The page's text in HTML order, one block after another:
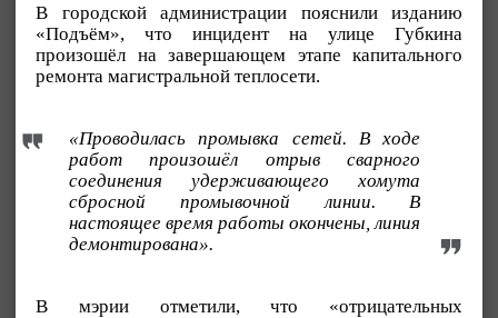
В городской администрации пояснили изданию
«Подъём», что инцидент на улице Губкина
произошёл на завершающем этапе капитального
ремонта магистральной теплосети.
«Проводилась промывка сетей. В ходе
работ произошёл отрыв сварного
соединения удерживающего хомута
сбросной промывочной линии. В
настоящее время работы окончены, линия
демонтирована».
В мэрии отметили, что «отрицательных